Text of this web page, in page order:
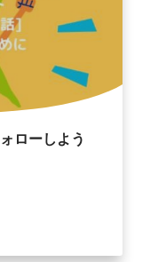
ローしよう